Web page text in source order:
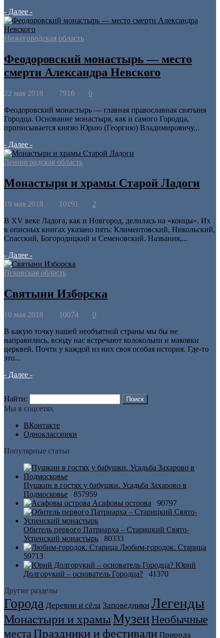
- Далее -
Нижегородская область
Феодоровский монастырь — место
смерти Александра Невского
22 мая 2018 7916 0
Феодоровский монастырь — главная православная святыня
Городца. Основание монастыря, как и самого Городца,
приписывается князю Юрию (Георгию) Владимировичу...
- Далее -
Ленинградская область
Монастыри и храмы Старой Ладоги
19 мая 2018 10191 2
В XV веке Ладога, как и Новгород, делилась на «концы». Их
в описных книгах указано пять: Климентовский, Никольский,
Спасский, Богородицкий и Семеновский. Названия,...
- Далее -
Псковская область
Святыни Изборска
10 мая 2018 10074 0
В какую точку нашей необъятной страны мы бы не
направились, всюду нас встречают колокольни и маковки
церквей. Почти у каждой из них своя особая история. Где-то
это...
- Далее -
Найти:
Мы в соцсетях
ВКонтакте
Одноклассники
Популярные статьи
Пушкин в гостях у бабушки. Усадьба Захарово в
Подмосковье
857959
Асафовы острова
90797
Обитель первого Патриарха – Старицкий Свято-
Успенский монастырь
80333
Любим-городок. Старица
59713
Юрий
Долгорукий – основатель Городца?
41370
Другие разделы
Города Деревни и сёла Заповедники Легенды
Монастыри и храмы МузеиНеобычные
местаПраздники и фестивали Природа